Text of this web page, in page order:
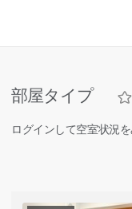
部屋タイプ
ログインして空室状況